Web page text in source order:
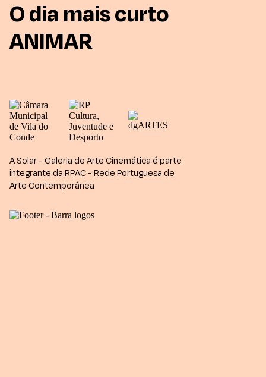
O dia mais curto
ANIMAR
A Solar - Galeria de Arte Cinemática é parte
integrante da RPAC - Rede Portuguesa de
Arte Contemporânea